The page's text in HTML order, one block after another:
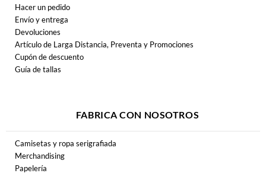
Hacer un pedido
Envío y entrega
Devoluciones
Artículo de Larga Distancia, Preventa y Promociones
Cupón de descuento
Guía de tallas
FABRICA CON NOSOTROS
Camisetas y ropa serigrafiada
Merchandising
Papelería